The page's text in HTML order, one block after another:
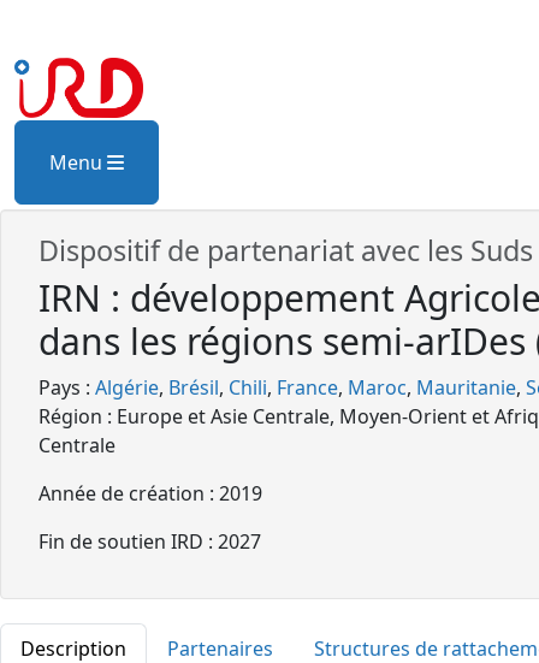
Menu
Dispositif de partenariat avec les Suds
IRN : développement
dans les régions semi-arIDes
Pays : Algérie Brésil Chili France Maroc Mauritanie
Région : Europe et Asie Centrale, Moyen-Orient et
Centrale
Année de création : 2019
Fin de soutien IRD : 2027
Description Partenaires Structures de